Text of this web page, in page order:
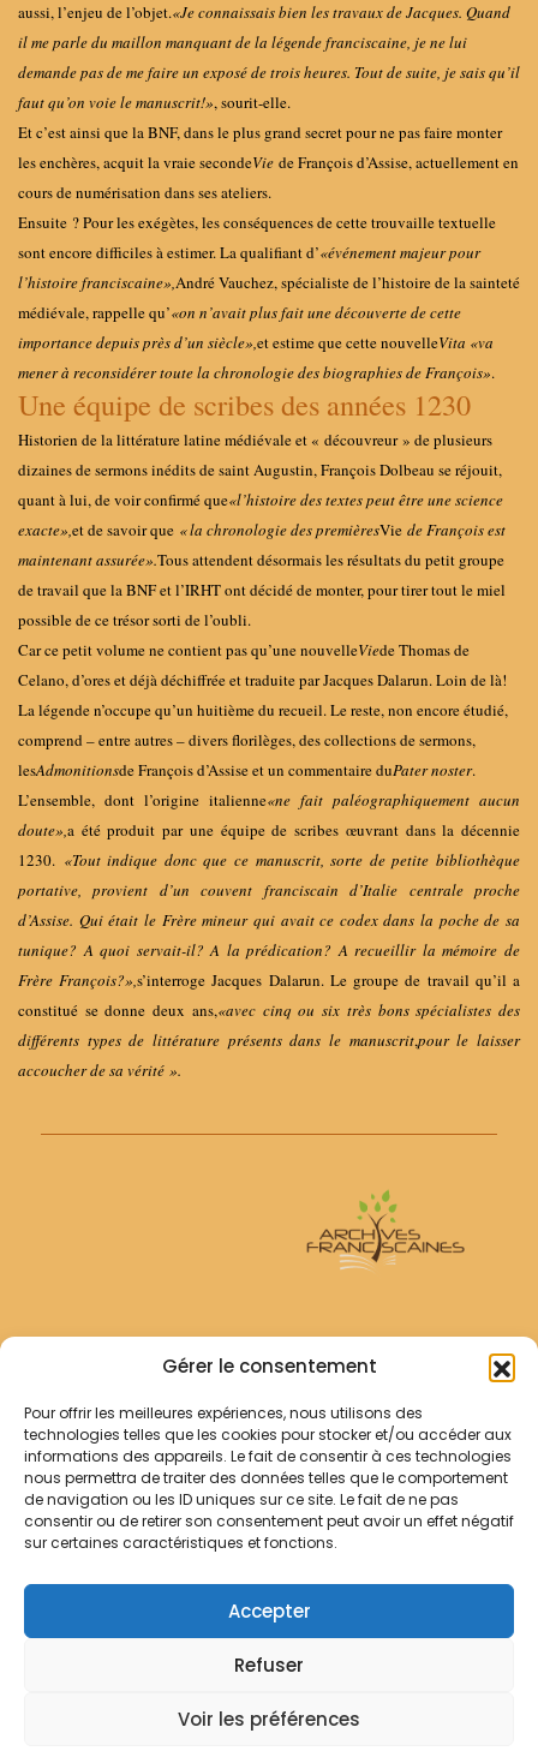
Gérer le consentement
Pour offrir les meilleures expériences, nous utilisons des
technologies telles que les cookies pour stocker et/ou accéder aux
informations des appareils. Le fait de consentir à ces technologies
nous permettra de traiter des données telles que le comportement
de navigation ou les ID uniques sur ce site. Le fait de ne pas
consentir ou de retirer son consentement peut avoir un effet négatif
sur certaines caractéristiques et fonctions.
Accepter
Refuser
Voir les préférences
aussi, l’enjeu de l’objet.«Je connaissais bien les travaux de Jacques. Quand
il me parle du maillon manquant de la légende franciscaine, je ne lui
demande pas de me faire un exposé de trois heures. Tout de suite, je sais qu’il
faut qu’on voie le manuscrit!», sourit-elle.
Et c’est ainsi que la BNF, dans le plus grand secret pour ne pas faire monter
les enchères, acquit la vraie secondeVie de François d’Assise, actuellement en
cours de numérisation dans ses ateliers.
Ensuite ? Pour les exégètes, les conséquences de cette trouvaille textuelle
sont encore difficiles à estimer. La qualifiant d’«événement majeur pour
l’histoire franciscaine»,André Vauchez, spécialiste de l’histoire de la sainteté
médiévale, rappelle qu’«on n’avait plus fait une découverte de cette
importance depuis près d’un siècle»,et estime que cette nouvelleVita «va
mener à reconsidérer toute la chronologie des biographies de François».
Une équipe de scribes des années 1230
Historien de la littérature latine médiévale et « découvreur » de plusieurs
dizaines de sermons inédits de saint Augustin, François Dolbeau se réjouit,
quant à lui, de voir confirmé que«l’histoire des textes peut être une science
exacte»,et de savoir que «la chronologie des premièresVie de François est
maintenant assurée».Tous attendent désormais les résultats du petit groupe
de travail que la BNF et l’IRHT ont décidé de monter, pour tirer tout le miel
possible de ce trésor sorti de l’oubli.
Car ce petit volume ne contient pas qu’une nouvelleViede Thomas de
Celano, d’ores et déjà déchiffrée et traduite par Jacques Dalarun. Loin de là!
La légende n’occupe qu’un huitième du recueil. Le reste, non encore étudié,
comprend – entre autres – divers florilèges, des collections de sermons,
lesAdmonitionsde François d’Assise et un commentaire duPater noster.
L’ensemble, dont l’origine italienne«ne fait paléographiquement aucun
doute»,a été produit par une équipe de scribes œuvrant dans la décennie
1230. «Tout indique donc que ce manuscrit, sorte de petite bibliothèque
portative, provient d’un couvent franciscain d’Italie centrale proche
d’Assise. Qui était le Frère mineur qui avait ce codex dans la poche de sa
tunique? A quoi servait-il? A la prédication? A recueillir la mémoire de
Frère François?»,s’interroge Jacques Dalarun. Le groupe de travail qu’il a
constitué se donne deux ans,«avec cinq ou six très bons spécialistes des
différents types de littérature présents dans le manuscrit,pour le laisser
accoucher de sa vérité ».
Archives Franciscaines
RECHERCHER
Comment chercher ?
Les archives
Notre démarche
Contact